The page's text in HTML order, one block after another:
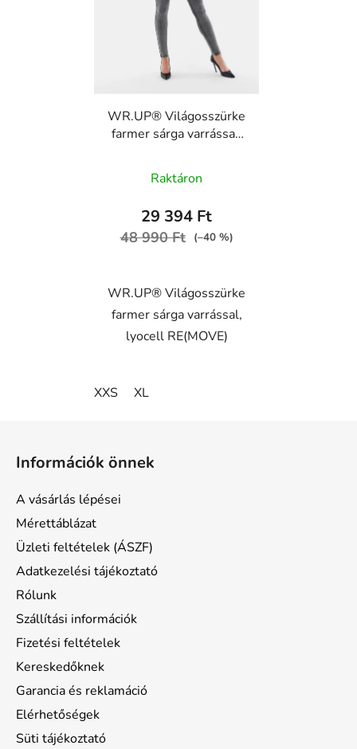
WR.UP® Világosszürke
farmer sárga varrással,
WRUP1RC012, J3Y
Raktáron
29 394 Ft
48 990 Ft (–40 %)
WR.UP® Világosszürke
farmer sárga varrással,
lyocell RE(MOVE)
XXS XL
Információk önnek
A vásárlás lépései
Mérettáblázat
Üzleti feltételek (ÁSZF)
Adatkezelési tájékoztató
Rólunk
Szállítási információk
Fizetési feltételek
Kereskedőknek
Garancia és reklamáció
Elérhetőségek
Süti tájékoztató